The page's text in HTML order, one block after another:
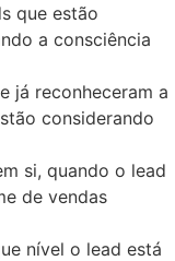
que estão
a consciência
já reconheceram a
considerando
si, quando o lead
de vendas
nível o lead está